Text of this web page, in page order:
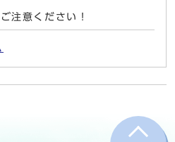
注意ください！